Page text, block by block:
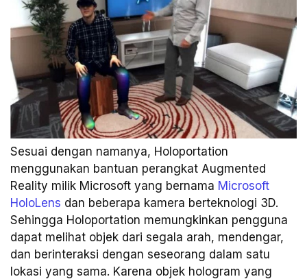
Sesuai dengan namanya, Holoportation
menggunakan bantuan perangkat Augmented
Reality milik Microsoft yang bernama Microsoft
HoloLens dan beberapa kamera berteknologi 3D.
Sehingga Holoportation memungkinkan pengguna
dapat melihat objek dari segala arah, mendengar,
dan berinteraksi dengan seseorang dalam satu
lokasi yang sama. Karena objek hologram yang